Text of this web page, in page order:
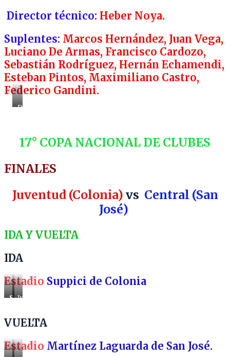
Director técnico: Heber Noya.
Suplentes: Marcos Hernández, Juan Vega,
Luciano De Armas, Francisco Cardozo,
Sebastián Rodríguez, Hernán Echamendi,
Esteban Pintos, Maximiliano Castro,
Federico Gandini.
DIRECTOR
17° COPA NACIONAL DE CLUBES
FINALES
Juventud (Colonia) vs Central (San
José)
IDA Y VUELTA
IDA
Estadio Suppici de Colonia
Suppici
Juventud
VUELTA
Estadio Martínez Laguarda de San José.